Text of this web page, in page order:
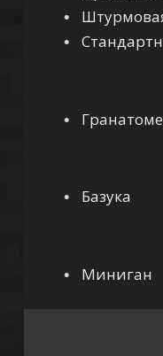
Базука
Миниган